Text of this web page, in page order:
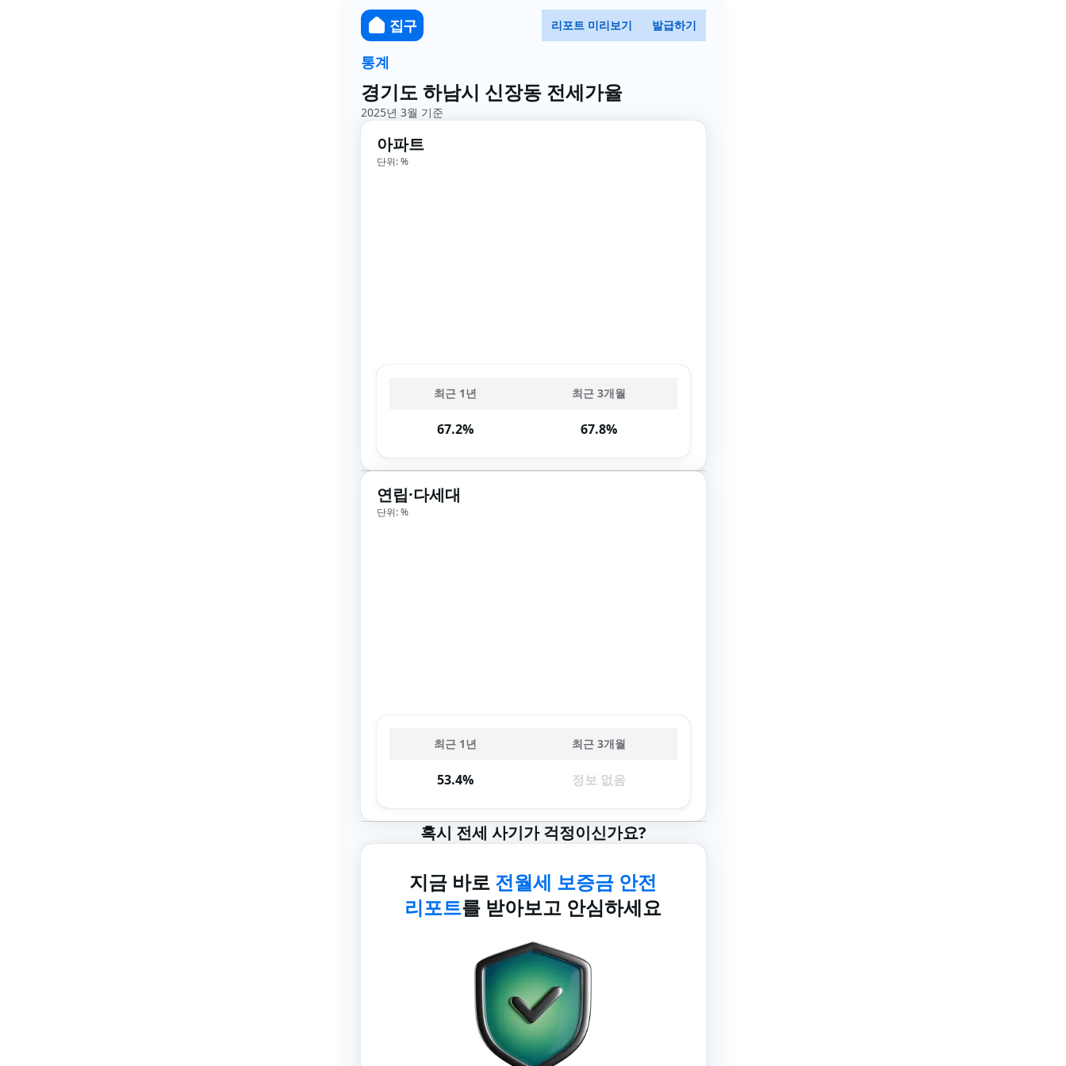
집구 리포트 미리보기 발급하기
통계
경기도 하남시 신장동 전세가율
2025년 3월 기준
아파트
단위: %
최근 1년 최근 3개월
67.2% 67.8%
연립·다세대
단위: %
최근 1년 최근 3개월
53.4% 정보 없음
혹시 전세 사기가 걱정이신가요?
지금 바로 전월세 보증금 안전
리포트를 받아보고 안심하세요